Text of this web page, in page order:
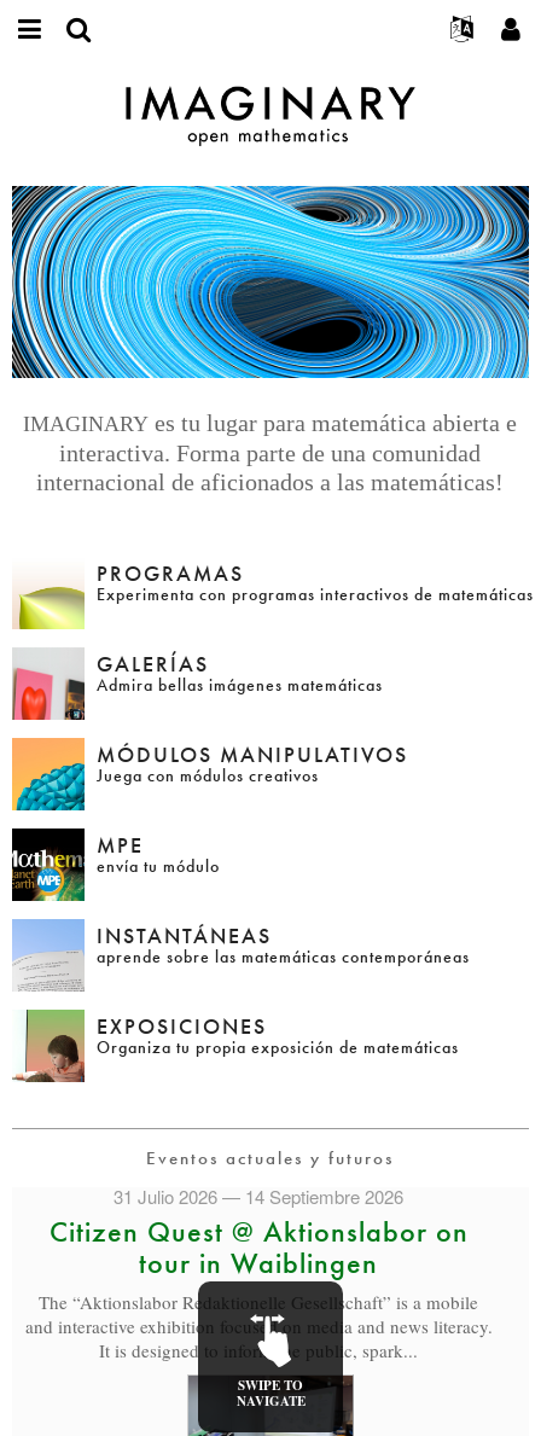
Français
Deutsch
한국어
Español
Türkçe
Programas
Interactivos
Películas
Textos
Exposiciones
Más...
Proyectos
Participar
Contacto
Crear nueva cuenta
Solicitar una nueva contraseña
IMAGINARY es tu lugar para matemática abierta e
interactiva. Forma parte de una comunidad
internacional de aficionados a las matemáticas!
PROGRAMAS
Experimenta con programas interactivos de matemáticas
GALERÍAS
Admira bellas imágenes matemáticas
MÓDULOS MANIPULATIVOS
Juega con módulos creativos
MPE
envía tu módulo
INSTANTÁNEAS
aprende sobre las matemáticas contemporáneas
EXPOSICIONES
Organiza tu propia exposición de matemáticas
Eventos actuales y futuros
31 Julio 2026 — 14 Septiembre 2026
Citizen Quest @ Aktionslabor on
tour in Waiblingen
The “Aktionslabor Redaktionelle Gesellschaft” is a mobile
and interactive exhibition focused on media and news literacy.
It is designed to inform the public, spark...
SWIPE TO
NAVIGATE